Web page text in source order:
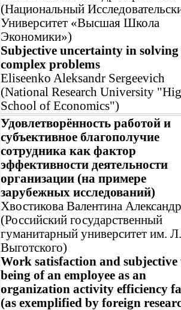
(Национальный
Университет «Высшая Школа
Экономики»)
Subjective uncertainty in solving
complex problems
Eliseenko Aleksandr Sergeevich
(National Research University
School of Economics")
Удовлетворённость работой и
субъективное благополучие
сотрудника как фактор
эффективности деятельности
организации (на примере
зарубежных исследований)
Хвостикова Валентина
(Российский государственный
гуманитарный университет им.
Выготского)
Work satisfaction and subjective
being of an employee as an
organization activity efficiency
(as exemplified by foreign